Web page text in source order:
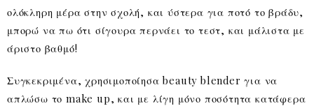
ολόκληρη μέρα στην σχολή, και ύστερα για ποτό το βράδυ,
μπορώ να πω ότι σίγουρα περνάει το τεστ, και μάλιστα με
άριστο βαθμό!
Συγκεκριμένα, χρησιμοποίησα beauty blender για να
απλώσω το make up, και με λίγη μόνο ποσότητα κατάφερα